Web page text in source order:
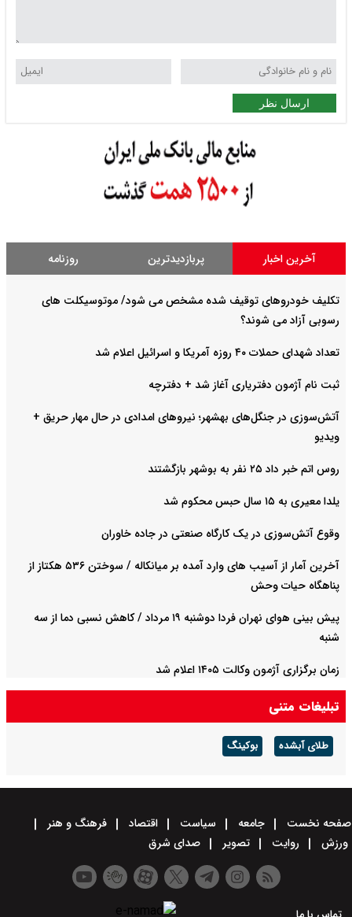
ارسال نظر
آخرین اخبار پربازدیدترین روزنامه
تکلیف خودروهای توقیف شده مشخص می شود/ موتوسیکلت های
رسوبی آزاد می شوند؟
تعداد شهدای حملات ۴۰ روزه آمریکا و اسرائیل اعلام شد
ثبت نام آژمون دفتریاری آغاز شد + دفترچه
آتش‌سوزی در جنگل‌های بهشهر؛ نیرو‌های امدادی در حال مهار حریق +
ویدیو
روس اتم خبر داد ۲۵ نفر به بوشهر بازگشتند
یلدا معیری به ۱۵ سال حبس محکوم شد
وقوع آتش‌سوزی در یک کارگاه صنعتی در جاده خاوران
آخرین آمار از آسیب های وارد آمده بر میانکاله / سوختن ۵۳۶ هکتاز از
پناهگاه حیات وحش
پیش بینی هوای نهران فردا دوشنبه ۱۹ مرداد / کاهش نسبی دما از سه
شنبه
زمان برگزاری آژمون وکالت ۱۴۰۵ اعلام شد
تبلیغات متنی
طلای آبشده بوکینگ
صفحه نخست جامعه سیاست اقتصاد
فرهنگ و هنر
ورزش
روایت تصویر صدای شرق